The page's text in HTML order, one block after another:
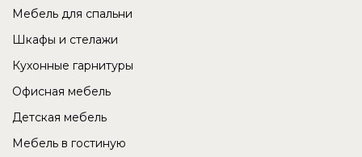
Мебель для спальни
Шкафы и стелажи
Кухонные гарнитуры
Офисная мебель
Детская мебель
Мебель в гостиную